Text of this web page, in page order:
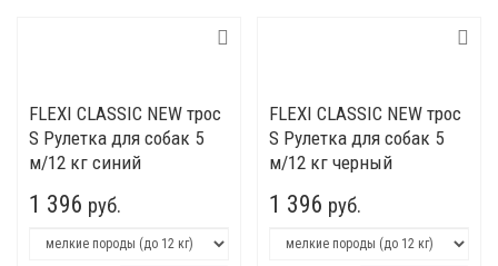
FLEXI CLASSIC NEW трос
S Рулетка для собак 5
м/12 кг синий
1 396 руб.
FLEXI CLASSIC NEW трос
S Рулетка для собак 5
м/12 кг черный
1 396 руб.